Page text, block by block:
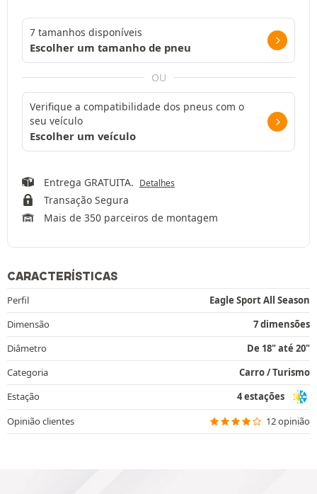
7 tamanhos disponíveis
Escolher um tamanho de pneu
OU
Verifique a compatibilidade dos pneus com o
seu veículo
Escolher um veículo
Entrega GRATUITA. Detalhes
Transação Segura
Mais de 350 parceiros de montagem
CARACTERÍSTICAS
Perfil
Eagle Sport All Season
Dimensão
7 dimensões
Diâmetro
De 18" até 20"
Categoria
Carro / Turismo
Estação
4 estações
Opinião clientes
12 opinião